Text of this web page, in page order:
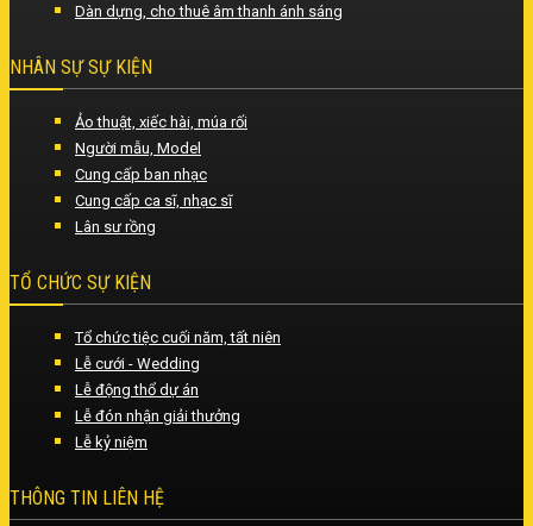
Dàn dựng, cho thuê âm thanh ánh sáng
NHÂN SỰ SỰ KIỆN
Ảo thuật, xiếc hài, múa rối
Người mẫu, Model
Cung cấp ban nhạc
Cung cấp ca sĩ, nhạc sĩ
Lân sư rồng
TỔ CHỨC SỰ KIỆN
Tổ chức tiệc cuối năm, tất niên
Lễ cưới - Wedding
Lễ động thổ dự án
Lễ đón nhận giải thưởng
Lễ kỷ niệm
THÔNG TIN LIÊN HỆ